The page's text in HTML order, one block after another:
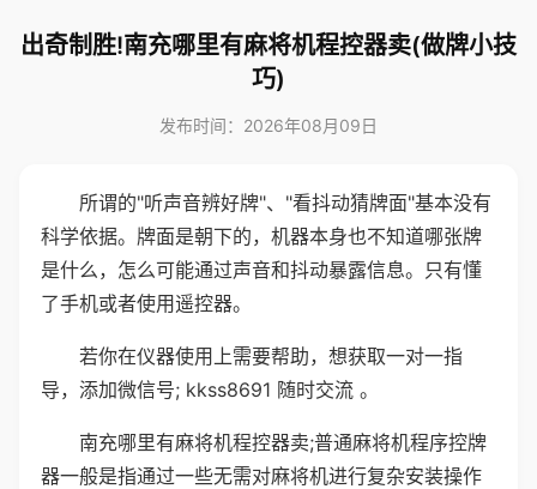
出奇制胜!南充哪里有麻将机程控器卖(做牌小技
巧)
发布时间：2026年08月09日
所谓的"听声音辨好牌"、"看抖动猜牌面"基本没有
科学依据。牌面是朝下的，机器本身也不知道哪张牌
是什么，怎么可能通过声音和抖动暴露信息。只有懂
了手机或者使用遥控器。
若你在仪器使用上需要帮助，想获取一对一指
导，添加微信号; kkss8691 随时交流 。
南充哪里有麻将机程控器卖;普通麻将机程序控牌
器一般是指通过一些无需对麻将机进行复杂安装操作